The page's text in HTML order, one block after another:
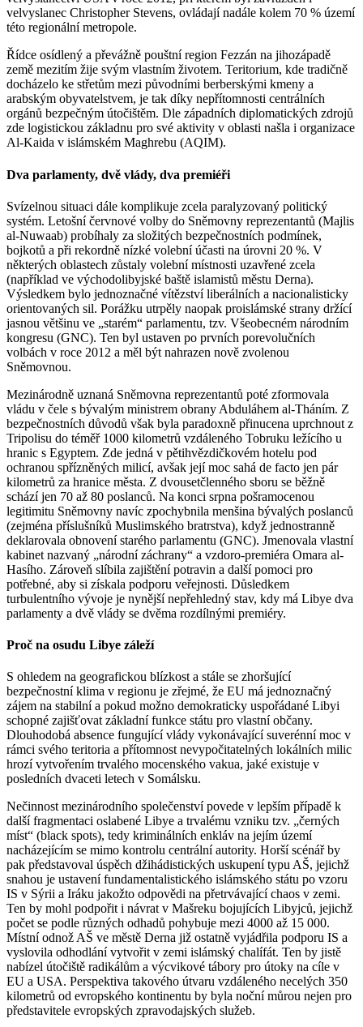
velvyslanec Christopher Stevens, ovládají nadále kolem 70 % území
této regionální metropole.
Řídce osídlený a převážně pouštní region Fezzán na jihozápadě
země mezitím žije svým vlastním životem. Teritorium, kde tradičně
docházelo ke střetům mezi původními berberskými kmeny a
arabským obyvatelstvem, je tak díky nepřítomnosti centrálních
orgánů bezpečným útočištěm. Dle západních diplomatických zdrojů
zde logistickou základnu pro své aktivity v oblasti našla i organizace
Al-Kaida v islámském Maghrebu (AQIM).
Dva parlamenty, dvě vlády, dva premiéři
Svízelnou situaci dále komplikuje zcela paralyzovaný politický
systém. Letošní červnové volby do Sněmovny reprezentantů (Majlis
al-Nuwaab) probíhaly za složitých bezpečnostních podmínek,
bojkotů a při rekordně nízké volební účasti na úrovni 20 %. V
některých oblastech zůstaly volební místnosti uzavřené zcela
(například ve východolibyjské baště islamistů městu Derna).
Výsledkem bylo jednoznačné vítězství liberálních a nacionalisticky
orientovaných sil. Porážku utrpěly naopak proislámské strany držící
jasnou většinu ve „starém“ parlamentu, tzv. Všeobecném národním
kongresu (GNC). Ten byl ustaven po prvních porevolučních
volbách v roce 2012 a měl být nahrazen nově zvolenou
Sněmovnou.
Mezinárodně uznaná Sněmovna reprezentantů poté zformovala
vládu v čele s bývalým ministrem obrany Abduláhem al-Tháním. Z
bezpečnostních důvodů však byla paradoxně přinucena uprchnout z
Tripolisu do téměř 1000 kilometrů vzdáleného Tobruku ležícího u
hranic s Egyptem. Zde jedná v pětihvězdičkovém hotelu pod
ochranou spřízněných milicí, avšak její moc sahá de facto jen pár
kilometrů za hranice města. Z dvousetčlenného sboru se běžně
schází jen 70 až 80 poslanců. Na konci srpna pošramocenou
legitimitu Sněmovny navíc zpochybnila menšina bývalých poslanců
(zejména příslušníků Muslimského bratrstva), když jednostranně
deklarovala obnovení starého parlamentu (GNC). Jmenovala vlastní
kabinet nazvaný „národní záchrany“ a vzdoro-premiéra Omara al-
Hasího. Zároveň slíbila zajištění potravin a další pomoci pro
potřebné, aby si získala podporu veřejnosti. Důsledkem
turbulentního vývoje je nynější nepřehledný stav, kdy má Libye dva
parlamenty a dvě vlády se dvěma rozdílnými premiéry.
Proč na osudu Libye záleží
S ohledem na geografickou blízkost a stále se zhoršující
bezpečnostní klima v regionu je zřejmé, že EU má jednoznačný
zájem na stabilní a pokud možno demokraticky uspořádané Libyi
schopné zajišťovat základní funkce státu pro vlastní občany.
Dlouhodobá absence fungující vlády vykonávající suverénní moc v
rámci svého teritoria a přítomnost nevypočitatelných lokálních milic
hrozí vytvořením trvalého mocenského vakua, jaké existuje v
posledních dvaceti letech v Somálsku.
Nečinnost mezinárodního společenství povede v lepším případě k
další fragmentaci oslabené Libye a trvalému vzniku tzv. „černých
míst“ (black spots), tedy kriminálních enkláv na jejím území
nacházejícím se mimo kontrolu centrální autority. Horší scénář by
pak představoval úspěch džihádistických uskupení typu AŠ, jejichž
snahou je ustavení fundamentalistického islámského státu po vzoru
IS v Sýrii a Iráku jakožto odpovědi na přetrvávající chaos v zemi.
Ten by mohl podpořit i návrat v Mašreku bojujících Libyjců, jejichž
počet se podle různých odhadů pohybuje mezi 4000 až 15 000.
Místní odnož AŠ ve městě Derna již ostatně vyjádřila podporu IS a
vyslovila odhodlání vytvořit v zemi islámský chalífát. Ten by jistě
nabízel útočiště radikálům a výcvikové tábory pro útoky na cíle v
EU a USA. Perspektiva takového útvaru vzdáleného necelých 350
kilometrů od evropského kontinentu by byla noční můrou nejen pro
představitele evropských zpravodajských služeb.